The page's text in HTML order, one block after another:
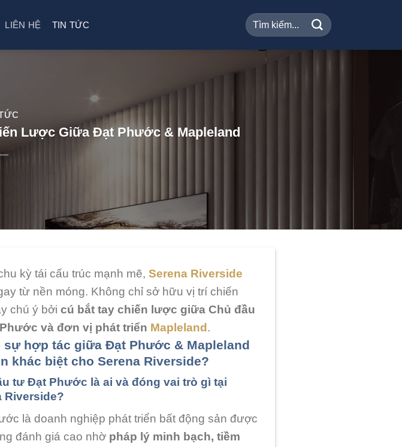
LIÊN HỆ TIN TỨC
Lược Giữa Đạt Phước & Mapleland
kỳ tái cấu trúc mạnh mẽ, Serena Riverside
từ nền móng. Không chỉ sở hữu vị trí chiến
chú ý bởi cú bắt tay chiến lược giữa Chủ đầu
và đơn vị phát triển Mapleland.
sự hợp tác giữa Đạt Phước & Mapleland
khác biệt cho Serena Riverside?
tư Đạt Phước là ai và đóng vai trò gì tại
Riverside?
là doanh nghiệp phát triển bất động sản được
đánh giá cao nhờ pháp lý minh bạch, tiềm